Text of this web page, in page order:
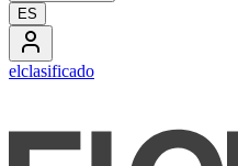
ES
elclasificado